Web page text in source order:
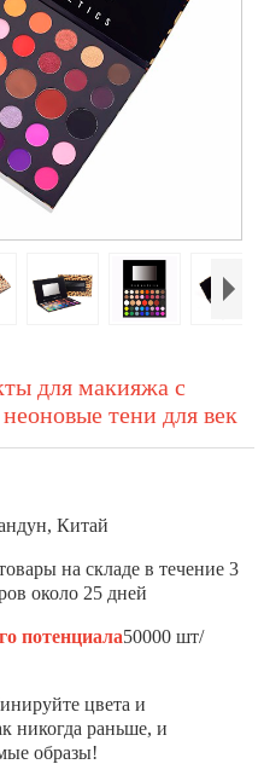
для макияжа с
тени для век
Китай
на складе в течение 3
около 25 дней
потенциала50000 шт/
цвета и
никогда раньше, и
образы!